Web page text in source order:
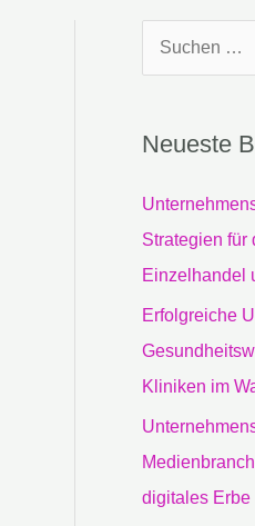
e
n
n
Neueste
Strategien für
Einzelhandel
Erfolgreiche
Kliniken im
digitales Erbe